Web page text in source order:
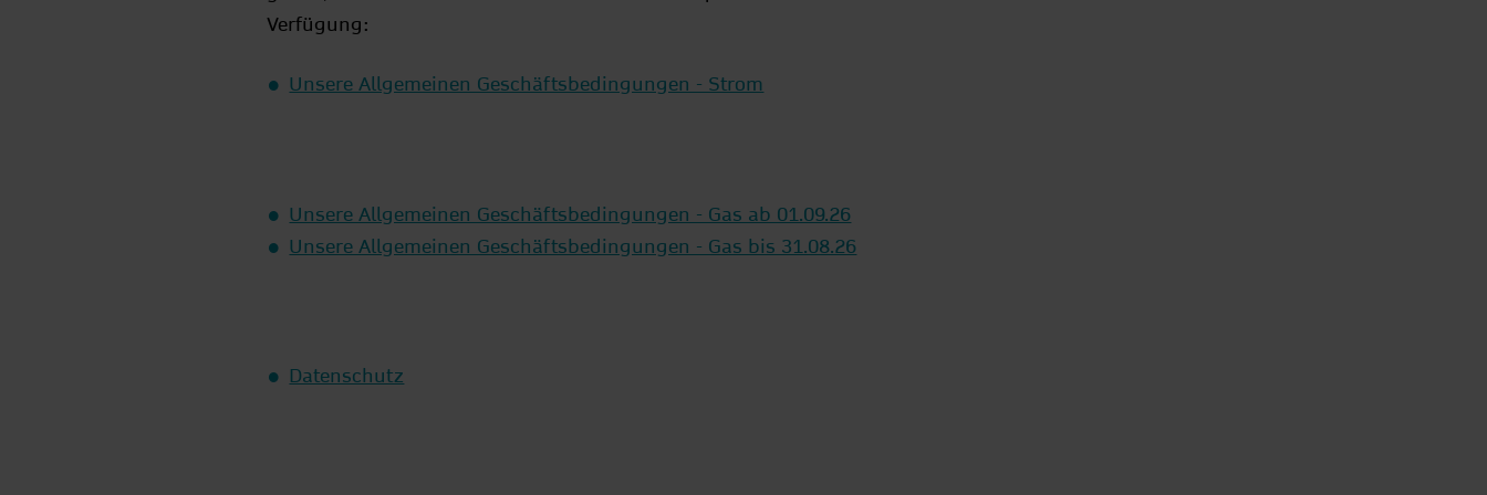
Verfügung:
Unsere Allgemeinen Geschäftsbedingungen - Strom
Unsere Allgemeinen Geschäftsbedingungen - Gas ab 01.09.26
Unsere Allgemeinen Geschäftsbedingungen - Gas bis 31.08.26
Datenschutz